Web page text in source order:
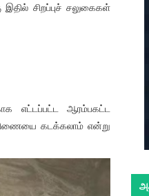
சிறப்புச் சலுகைகள்
எட்டப்பட்ட ஆரம்பகட்ட
கடக்கலாம் என்று